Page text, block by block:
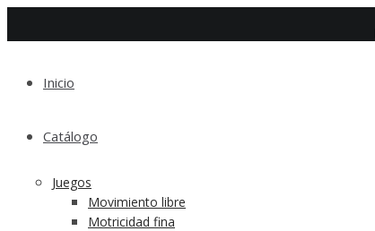
Inicio
Catálogo
Juegos
Movimiento libre
Motricidad fina